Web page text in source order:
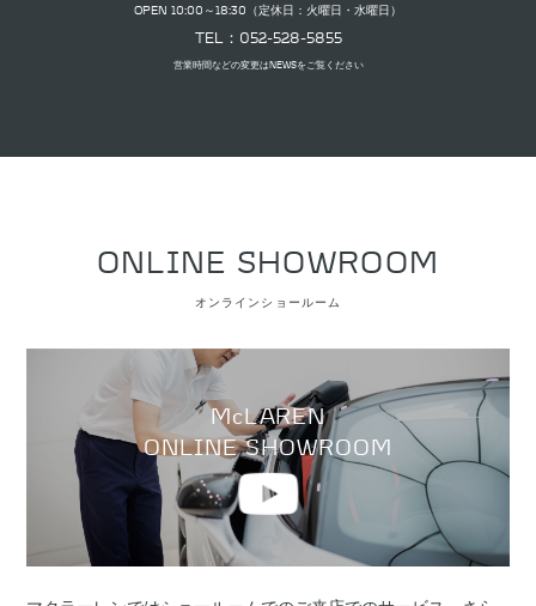
OPEN 10:00～18:30（定休日：火曜日・水曜日）
TEL：052-528-5855
営業時間などの変更はNEWSをご覧ください
ONLINE SHOWROOM
オンラインショールーム
McLAREN
ONLINE SHOWROOM